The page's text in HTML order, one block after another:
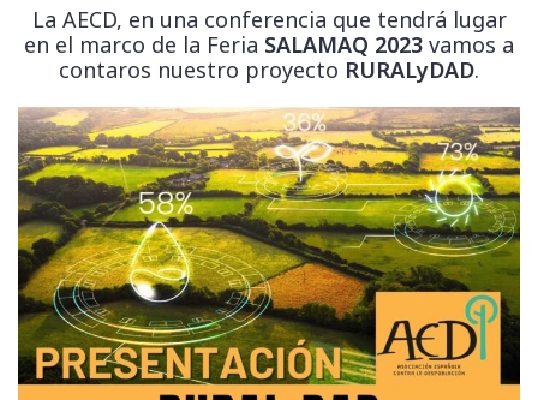
La AECD, en una conferencia que tendrá lugar
en el marco de la Feria SALAMAQ 2023 vamos a
contaros nuestro proyecto RURALyDAD.